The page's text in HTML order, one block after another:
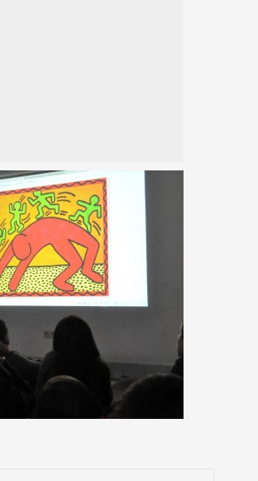
CULTURE 2015-16